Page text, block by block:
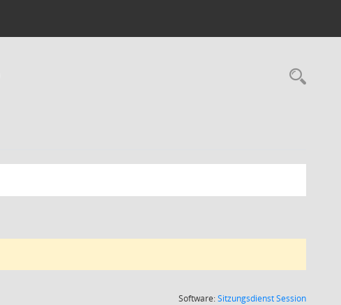
Software:SitzungsdienstSession(Wird in